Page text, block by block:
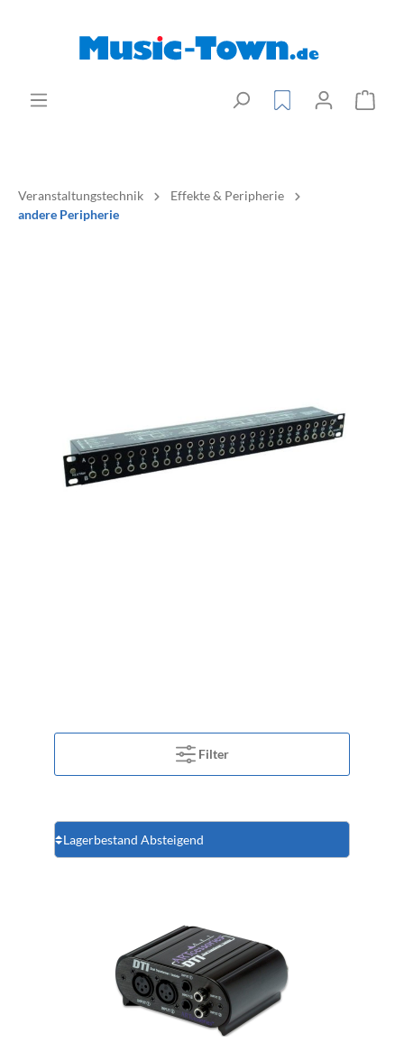
Veranstaltungstechnik
Effekte & Peripherie
andere Peripherie
Filter